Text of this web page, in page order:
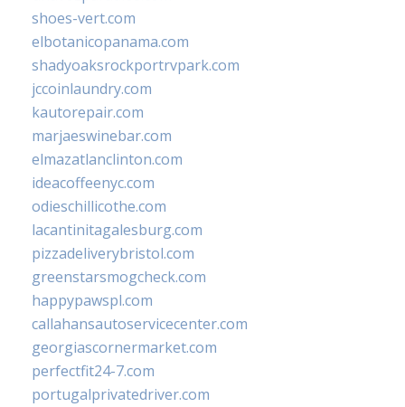
shoes-vert.com
elbotanicopanama.com
shadyoaksrockportrvpark.com
jccoinlaundry.com
kautorepair.com
marjaeswinebar.com
elmazatlanclinton.com
ideacoffeenyc.com
odieschillicothe.com
lacantinitagalesburg.com
pizzadeliverybristol.com
greenstarsmogcheck.com
happypawspl.com
callahansautoservicecenter.com
georgiascornermarket.com
perfectfit24-7.com
portugalprivatedriver.com